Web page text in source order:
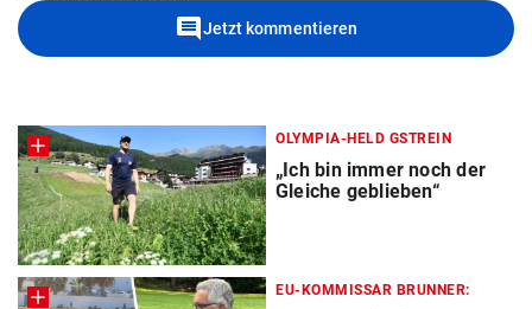
commentJetzt kommentieren
OLYMPIA-HELD GSTREIN
„Ich bin immer noch der
Gleiche geblieben“
EU-KOMMISSAR BRUNNER: